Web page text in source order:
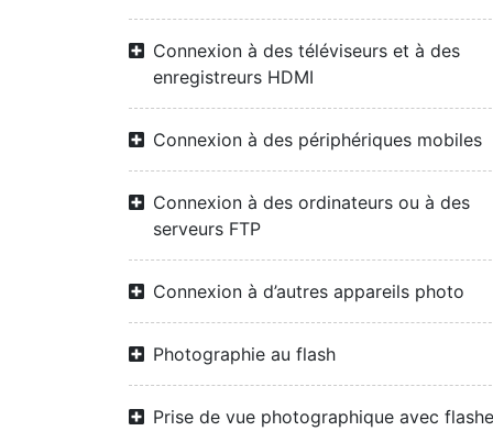
Connexion à des téléviseurs et à des
enregistreurs HDMI
Connexion à des périphériques mobiles
Connexion à des ordinateurs ou à des
serveurs FTP
Connexion à d’autres appareils photo
Photographie au flash
Prise de vue photographique avec